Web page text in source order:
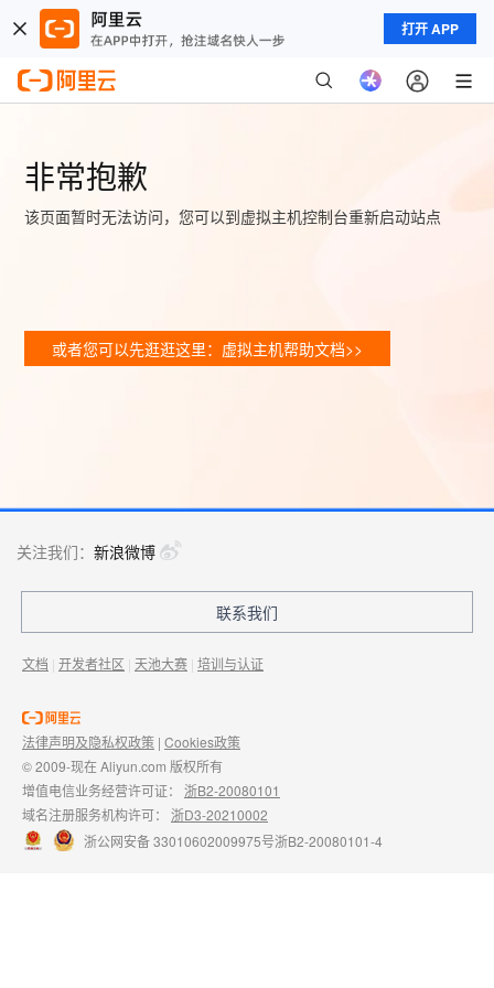
打开 APP
非常抱歉
该页面暂时无法访问，您可以到虚拟主机控制台重新启动站点
或者您可以先逛逛这里：虚拟主机帮助文档>>